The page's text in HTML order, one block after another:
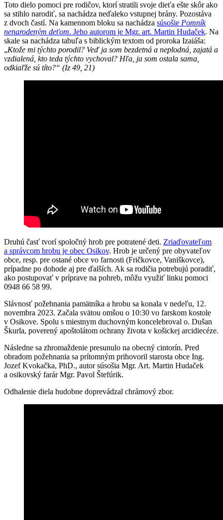
Toto dielo pomoci pre rodičov, ktorí stratili svoje dieťa ešte skôr ako
sa stihlo narodiť, sa nachádza neďaleko vstupnej brány. Pozostáva
z dvoch častí. Na kamennom bloku sa nachádza súsošie Pomník
nenarodeným deťom. Jeho autorom je Mgr. art. Martin Hudaček. Na
skale sa nachádza tabuľa s biblickým textom od proroka Izaiáša:
„Ktože mi týchto porodil? Veď ja som bezdetná a neplodná, zajatá a
vzdialená, kto teda týchto vychoval? Hľa, ja som ostala sama,
odkiaľže sú títo?“ (Iz 49, 21)
Druhú časť tvorí spoločný hrob pre potratené deti. Zriaďovateľom
a správcom hrobu je obec Osikov. Hrob je určený pre obyvateľov
obce, resp. pre ostané obce vo farnosti (Fričkovce, Vaniškovce),
prípadne po dohode aj pre ďalších. Ak sa rodičia potrebujú poradiť,
ako postupovať v príprave na pohreb, môžu využiť linku pomoci
0948 66 58 99.
Slávnosť požehnania pamätníka a hrobu sa konala v nedeľu, 12.
novembra 2023. Začala svätou omšou o 10:30 vo farskom kostole
v Osikove. Spolu s miestnym duchovným koncelebroval o. Dušan
Škurla, poverený apoštolátom ochrany života v košickej arcidiecéze.
Následne sa zhromaždenie presunulo na obecný cintorín. Pred
obradom požehnania sa prítomným prihovoril starosta obce Ing.
Jozef Kvokačka, PhD., autor súsošia Mgr. Art. Martin Hudaček
a osikovský farár Mgr. Pavol Štefúrik.
Odhalenie diela hudobne doprevádzal chrámový zbor.